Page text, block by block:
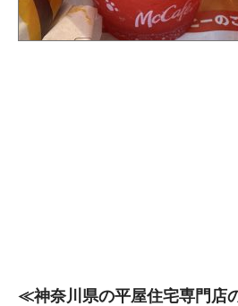
≪神奈川県の平屋住宅専門店